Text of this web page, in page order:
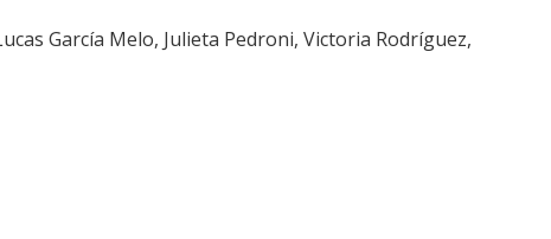
García Melo, Julieta Pedroni, Victoria Rodríguez,